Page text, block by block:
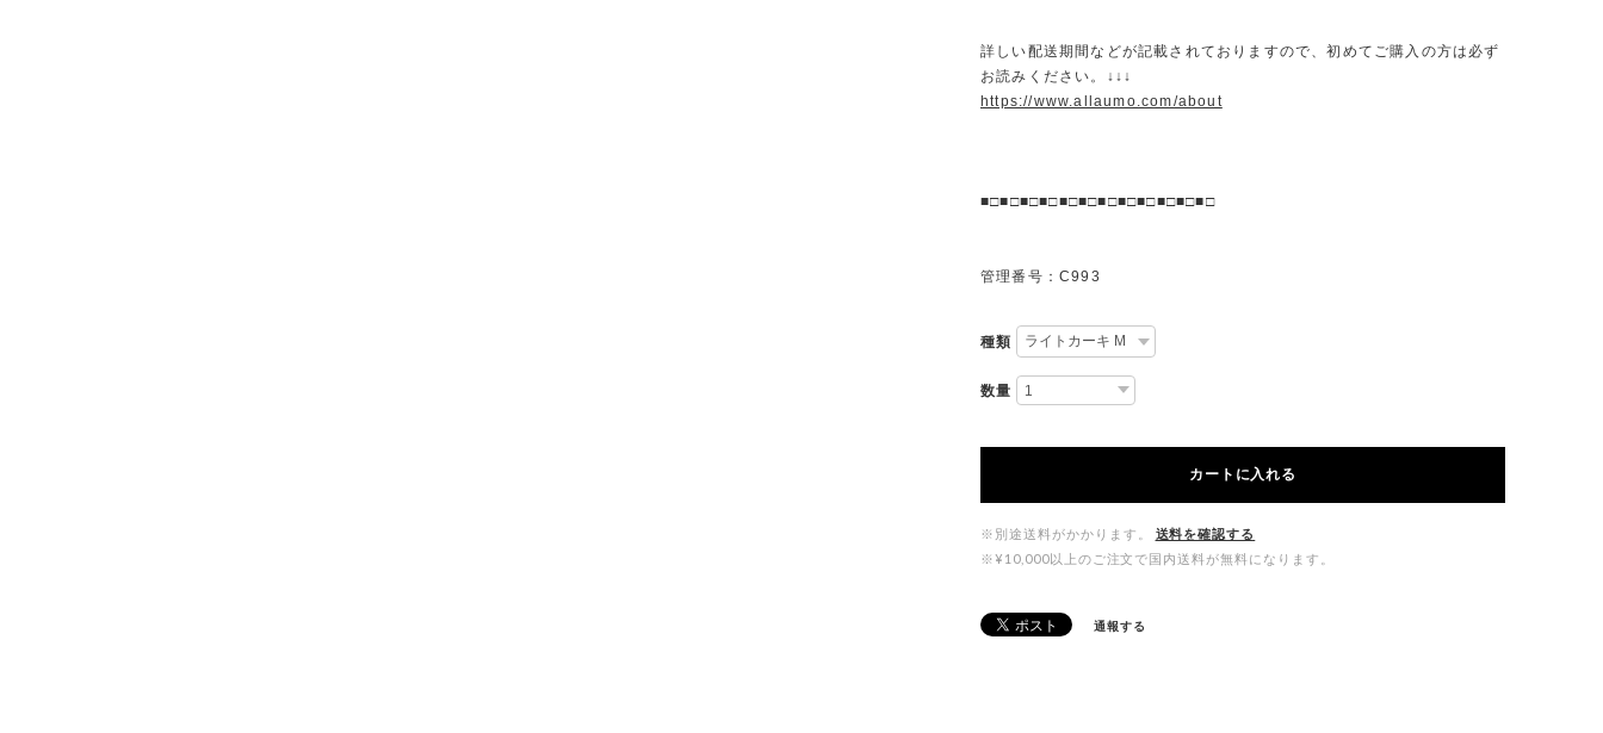
詳しい配送期間などが記載されておりますので、初めてご購入の方は必ず
お読みください。↓↓↓
https://www.allaumo.com/about
■□■□■□■□■□■□■□■□■□■□■□■□
管理番号：C993
種類
数量
カートに入れる
※別途送料がかかります。
送料を確認する
※¥10,000以上のご注文で国内送料が無料になります。
通報する